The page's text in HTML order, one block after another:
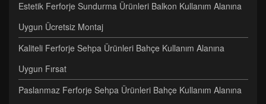
Estetik Ferforje Sundurma Ürünleri Balkon Kullanım Alanına
Uygun Ücretsiz Montaj
Kaliteli Ferforje Sehpa Ürünleri Bahçe Kullanım Alanına
Uygun Fırsat
Paslanmaz Ferforje Sehpa Ürünleri Bahçe Kullanım Alanına